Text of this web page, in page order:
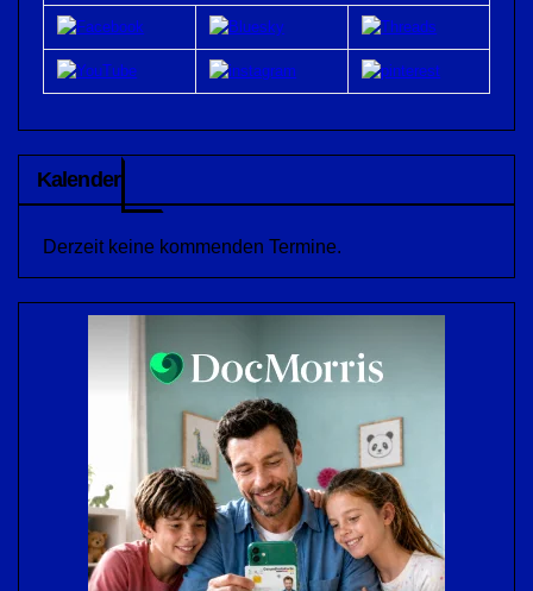
Kalender
Derzeit keine kommenden Termine.